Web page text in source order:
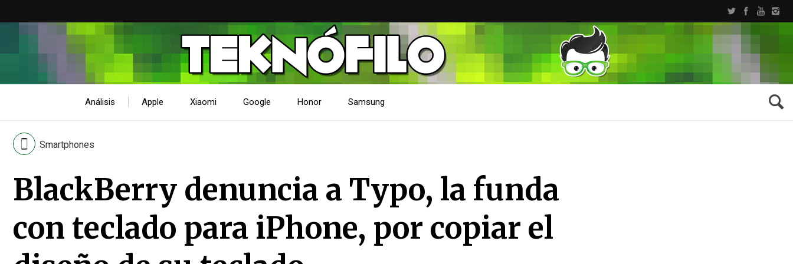
Análisis Apple Xiaomi Google Honor Samsung
Smartphones
BlackBerry denuncia a Typo, la funda
con teclado para iPhone, por copiar el